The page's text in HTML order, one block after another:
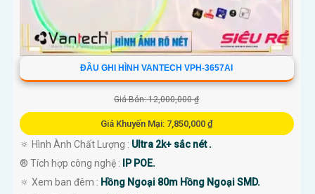
ĐẦU GHI HÌNH VANTECH VPH-3657AI
Giá Bán: 12,000,000 ₫
Giá Khuyến Mại: 7,850,000 ₫
🔅 Hình Ành Chất Lượng : Ultra 2k+ sắc nét .
®️ Tích hợp công nghệ : IP POE.
🔅 Xem ban đêm : Hồng Ngoại 80m Hồng Ngoại SMD.